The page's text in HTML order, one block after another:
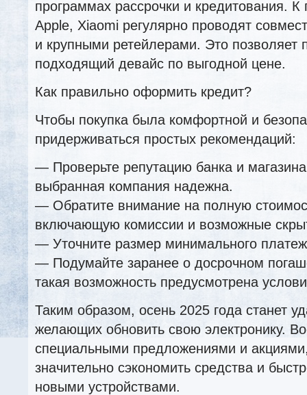
программах рассрочки и кредитования.
Apple, Xiaomi регулярно проводят
и крупными ретейлерами. Это позволяет
подходящий девайс по выгодной цене.
Как правильно оформить кредит?
Чтобы покупка была комфортной и
придерживаться простых рекомендаций:
— Проверьте репутацию банка и
выбранная компания надежна.
— Обратите внимание на полную
включающую комиссии и возможные
— Уточните размер минимального
— Подумайте заранее о досрочном
такая возможность предусмотрена
Таким образом, осень 2025 года станет
желающих обновить свою электронику.
специальными предложениями и
значительно сэкономить средства и
новыми устройствами.